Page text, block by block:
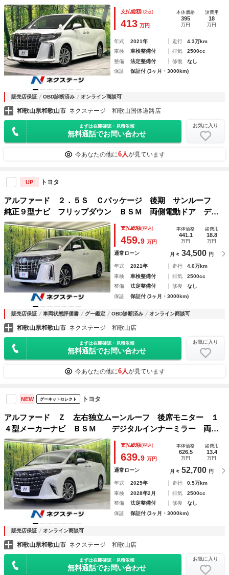
動リアゲート バックカメラ 禁煙車 セーフティセンス ハ
ーフレザーシート ＥＴＣ ドラレコ レーダークルーズコン
トロール
支払総額(税込)
413 万円
本体価格
395
万円
諸費用
18
万円
年式 2021年 走行
4.3万km
車検
車検整備付 排気
2500cc
整備
法定整備付 修復
なし
保証
保証付 (3ヶ月・3000km)
販売店保証 OBD診断済み オンライン商談可
和歌山県和歌山市 ネクステージ 和歌山国体道路店
まずは在庫確認・見積依頼
無料通話でお問い合わせ
お気に入り
今あなたの他に6人が見ています
UP トヨタ
アルファード ２．５Ｓ Ｃパッケージ 後期 サンルーフ
純正９型ナビ フリップダウン ＢＳＭ 両側電動ドア デジ
タルミラー バックカメラ セーフティセンス 電動リアゲー
ト シートエアコン ドラレコ ３眼ＬＥＤ
支払総額(税込)
459.9 万円
本体価格
441.1
万円
諸費用
18.8
万円
通常ローン 月々 34,500 円
年式 2021年 走行
4.0万km
車検
車検整備付 排気
2500cc
整備
法定整備付 修復
なし
保証
保証付 (3ヶ月・3000km)
販売店保証 車両状態評価書 グー鑑定 OBD診断済み オンライン商談可
和歌山県和歌山市 ネクステージ 和歌山店
まずは在庫確認・見積依頼
無料通話でお問い合わせ
お気に入り
今あなたの他に6人が見ています
NEW グーネットセレクト トヨタ
アルファード Ｚ 左右独立ムーンルーフ 後席モニター １
４型メーカーナビ ＢＳＭ デジタルインナーミラー 両側
電動 パワーバックドア 全周囲カメラ 禁煙車 電動リアゲ
ート シートエアコン ＥＴＣ ドラレコ
支払総額(税込)
639.9 万円
本体価格
626.5
万円
諸費用
13.4
万円
通常ローン 月々 52,700 円
年式 2025年 走行
0.5万km
車検
2028年2月 排気
2500cc
整備
法定整備付 修復
なし
保証
保証付 (3ヶ月・3000km)
販売店保証 オンライン商談可
和歌山県和歌山市 ネクステージ 和歌山店
まずは在庫確認・見積依頼
無料通話でお問い合わせ
お気に入り